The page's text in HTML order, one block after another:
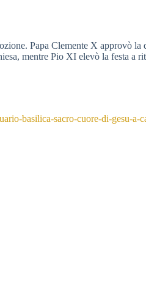
Papa Clemente X approvò
mentre Pio XI elevò la festa a
basilica-sacro-cuore-di-gesu-a-